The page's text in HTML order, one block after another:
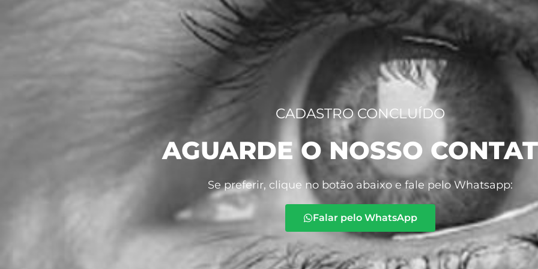
CADASTRO CONCLUÍDO
AGUARDE O NOSSO
Se preferir, clique no botão abaixo e fale pelo Whatsapp:
Falar pelo WhatsApp